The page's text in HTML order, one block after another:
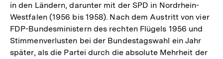
in den Ländern, darunter mit der SPD in Nordrhein-
Westfalen (1956 bis 1958). Nach dem Austritt von vier
FDP-Bundesministern des rechten Flügels 1956 und
Stimmenverlusten bei der Bundestagswahl ein Jahr
später, als die Partei durch die absolute Mehrheit der